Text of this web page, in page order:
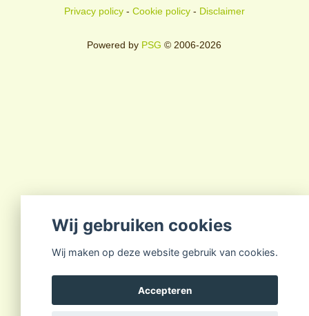
Privacy policy- Cookie policy- Disclaimer
Powered by PSG © 2006-2026
Wij gebruiken cookies
Wij maken op deze website gebruik van cookies.
Accepteren